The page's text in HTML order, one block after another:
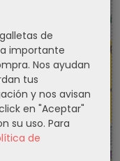
de
importante
Nos ayudan
tus
y nos avisan
en "Aceptar"
su uso. Para
de